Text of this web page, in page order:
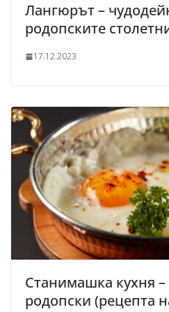
Лангюрът –
родопските
17.12.2023
Станимашка кухня
родопски (рецепта